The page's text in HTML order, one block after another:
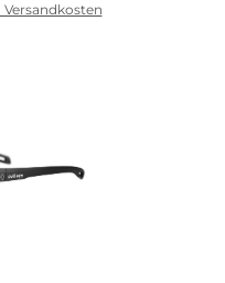
Versandkosten